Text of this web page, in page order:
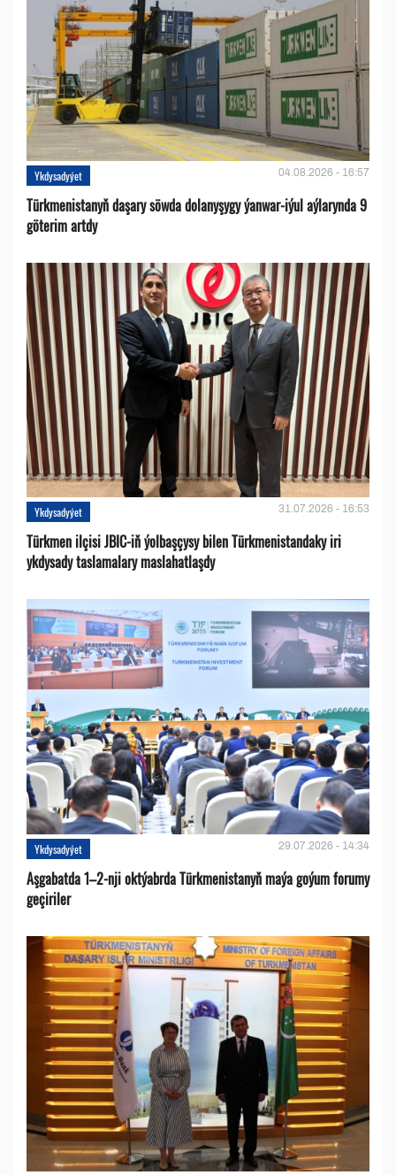
Ykdysadyýet 04.08.2026 - 16:57
Türkmenistanyň daşary söwda dolanyşygy ýanwar-iýul aýlarynda 9
göterim artdy
Ykdysadyýet 31.07.2026 - 16:53
Türkmen ilçisi JBIC-iň ýolbaşçysy bilen Türkmenistandaky iri
ykdysady taslamalary maslahatlaşdy
Ykdysadyýet 29.07.2026 - 14:34
Aşgabatda 1–2-nji oktýabrda Türkmenistanyň maýa goýum forumy
geçiriler